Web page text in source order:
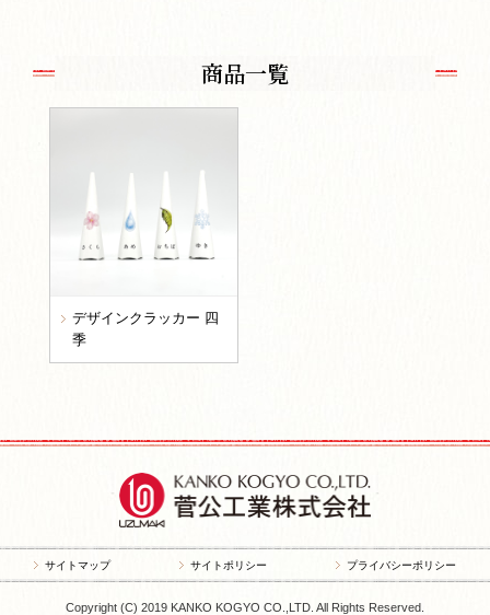
商品一覧
デザインクラッカー 四
季
サイトマップ サイトポリシー プライバシーポリシー
Copyright (C) 2019 KANKO KOGYO CO.,LTD. All Rights Reserved.